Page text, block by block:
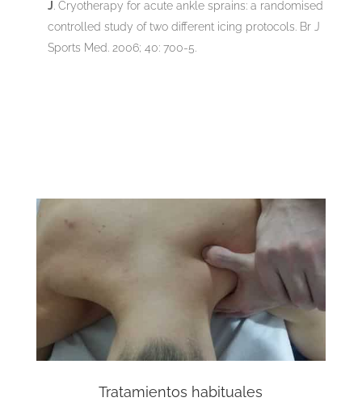
J . Cryotherapy for acute ankle sprains: a randomised
controlled study of two different icing protocols. Br J
Sports Med. 2006; 40: 700-5.
Tratamientos habituales